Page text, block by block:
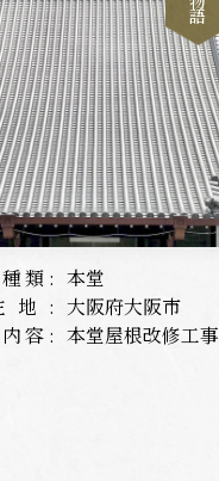
語
類: 本堂
地: 大阪府大阪市
容: 本堂屋根改修工事